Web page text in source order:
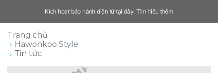
Kích hoạt bảo hành điện tử tại đây. Tìm hiểu thêm
Trang chủ
Hawonkoo Style
Tin tức